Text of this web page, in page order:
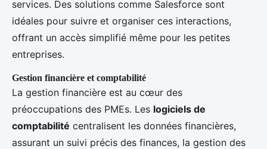
services. Des solutions comme Salesforce sont
idéales pour suivre et organiser ces interactions,
offrant un accès simplifié même pour les petites
entreprises.
Gestion financière et comptabilité
La gestion financière est au cœur des
préoccupations des PMEs. Les logiciels de
comptabilité centralisent les données financières,
assurant un suivi précis des finances, la gestion des